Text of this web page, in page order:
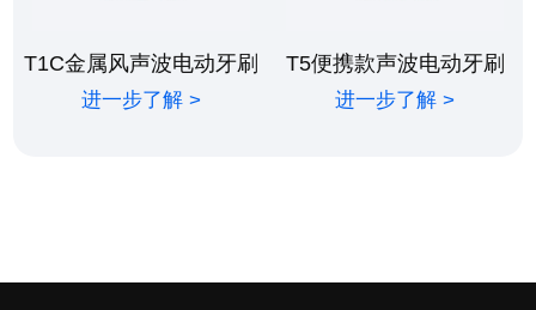
T1C金属风声波电动牙刷
进一步了解 >
T5便携款声波电动牙刷
进一步了解 >